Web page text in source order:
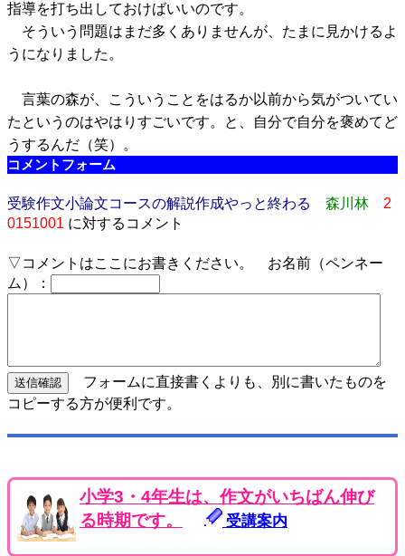
指導を打ち出しておけばいいのです。
そういう問題はまだ多くありませんが、たまに見かけるよ
うになりました。
言葉の森が、こういうことをはるか以前から気がついてい
たというのはやはりすごいです。と、自分で自分を褒めてど
うするんだ（笑）。
コメントフォーム
受験作文小論文コースの解説作成やっと終わる 森川林
2
0151001 に対するコメント
▽コメントはここにお書きください。 お名前（ペンネー
ム）：
フォームに直接書くよりも、別に書いたものを
コピーする方が便利です。
小学3・4年生は、作文がいちばん伸び
る時期です。
受講案内